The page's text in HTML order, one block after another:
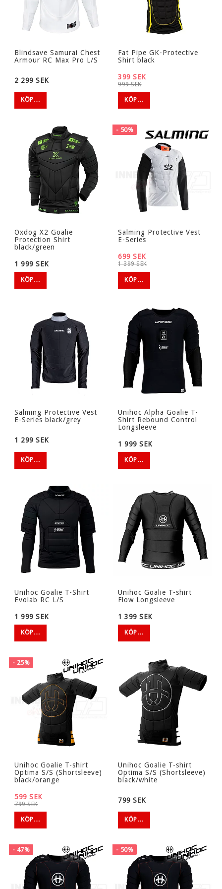
Blindsave Samurai Chest
Armour RC Max Pro L/S
2 299 SEK
KÖP…
Fat Pipe GK-Protective
Shirt black
999 SEK
399 SEK
KÖP…
Oxdog X2 Goalie
Protection Shirt
black/green
1 999 SEK
KÖP…
- 50%
Salming Protective Vest
E-Series
1 399 SEK
699 SEK
KÖP…
Salming Protective Vest
E-Series black/grey
1 299 SEK
KÖP…
Unihoc Alpha Goalie T-
Shirt Rebound Control
Longsleeve
1 999 SEK
KÖP…
Unihoc Goalie T-Shirt
Evolab RC L/S
1 999 SEK
KÖP…
Unihoc Goalie T-shirt
Flow Longsleeve
1 399 SEK
KÖP…
- 25%
Unihoc Goalie T-shirt
Optima S/S (Shortsleeve)
black/orange
799 SEK
599 SEK
KÖP…
Unihoc Goalie T-shirt
Optima S/S (Shortsleeve)
black/white
799 SEK
KÖP…
- 47% - 50%